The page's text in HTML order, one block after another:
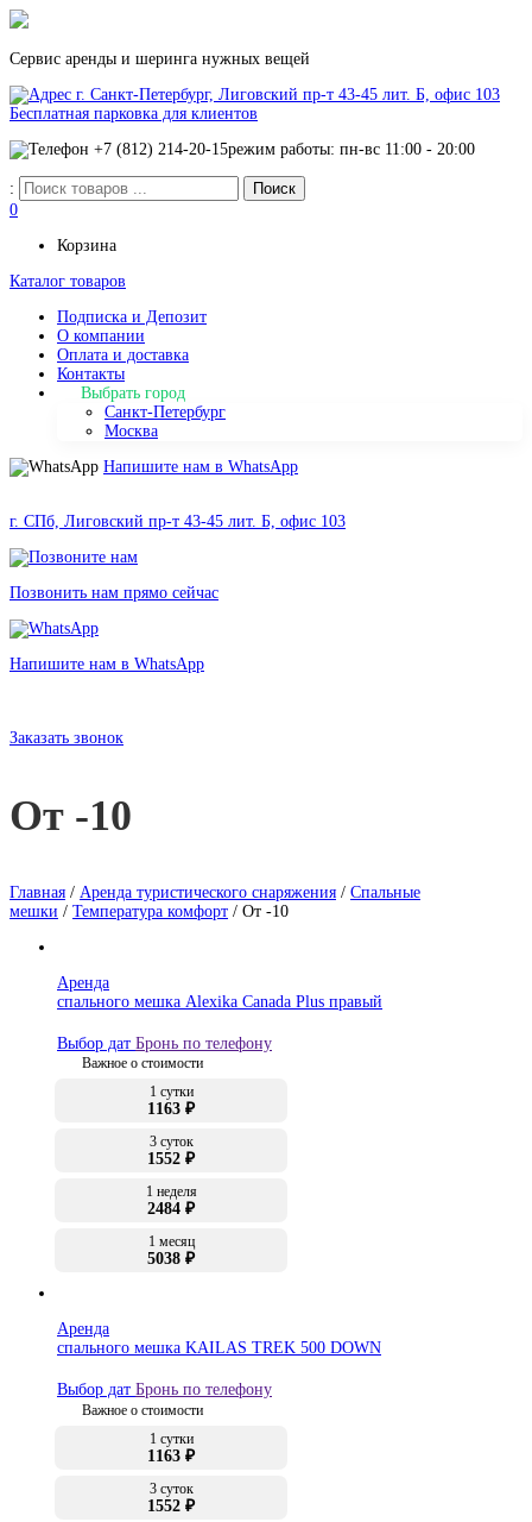
Сервис аренды и шеринга нужных вещей
г. Санкт-Петербург, Лиговский пр-т 43-45 лит. Б, офис 103
Бесплатная парковка для клиентов
+7 (812) 214-20-15режим работы: пн-вс 11:00 - 20:00
:
0
Корзина
Каталог товаров
Подписка и Депозит
О компании
Оплата и доставка
Контакты
Выбрать город
Санкт-Петербург
Москва
Напишите нам в WhatsApp
г. СПб, Лиговский пр-т 43-45 лит. Б, офис 103
Позвонить нам прямо сейчас
Напишите нам в WhatsApp
Заказать звонок
От -10
Главная / Аренда туристического снаряжения / Спальные
мешки / Температура комфорт / От -10
Аренда
спального мешка Alexika Canada Plus правый
Выбор дат Бронь по телефону
Важное о стоимости
1 сутки
1163 ₽
3 суток
1552 ₽
1 неделя
2484 ₽
1 месяц
5038 ₽
Аренда
спального мешка KAILAS TREK 500 DOWN
Выбор дат Бронь по телефону
Важное о стоимости
1 сутки
1163 ₽
3 суток
1552 ₽